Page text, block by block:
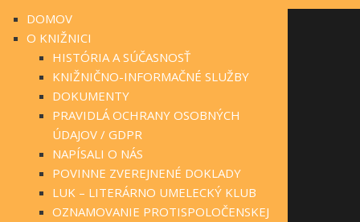
DOMOV
O KNIŽNICI
HISTÓRIA A SÚČASNOSŤ
KNIŽNIČNO-INFORMAČNÉ SLUŽBY
DOKUMENTY
PRAVIDLÁ OCHRANY OSOBNÝCH
ÚDAJOV / GDPR
NAPÍSALI O NÁS
POVINNE ZVEREJNENÉ DOKLADY
LUK – LITERÁRNO UMELECKÝ KLUB
OZNAMOVANIE PROTISPOLOČENSKEJ